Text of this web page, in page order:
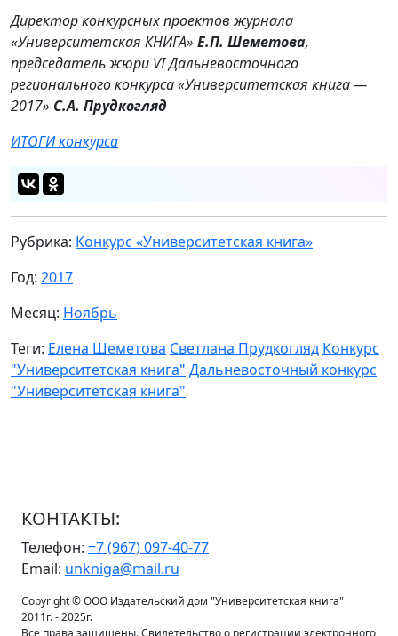
Директор конкурсных проектов журнала
«Университетская КНИГА» Е.П. Шеметова,
председатель жюри VI Дальневосточного
регионального конкурса «Университетская книга —
2017» С.А. Прудкогляд
ИТОГИ конкурса
Рубрика: Конкурс «Университетская книга»
Год: 2017
Месяц: Ноябрь
Теги: Елена Шеметова Светлана Прудкогляд Конкурс
"Университетская книга" Дальневосточный конкурс
"Университетская книга"
КОНТАКТЫ:
Телефон: +7 (967) 097-40-77
Email: unkniga@mail.ru
Copyright © ООО Издательский дом "Университетская книга"
2011г. - 2025г.